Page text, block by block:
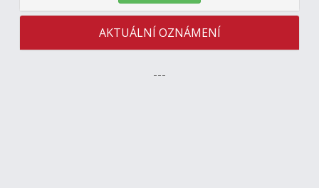
AKTUÁLNÍ OZNÁMENÍ
---